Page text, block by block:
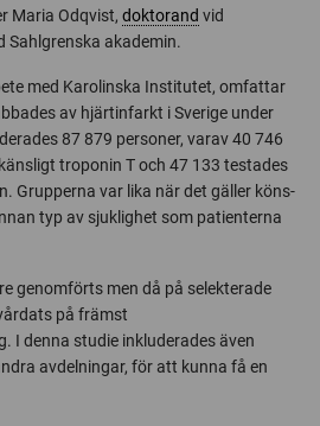
Maria Odqvist, doktorand vid
Sahlgrenska akademin.
med Karolinska Institutet, omfattar
av hjärtinfarkt i Sverige under
87 879 personer, varav 40 746
troponin T och 47 133 testades
Grupperna var lika när det gäller köns-
typ av sjuklighet som patienterna
genomförts men då på selekterade
på främst
I denna studie inkluderades även
avdelningar, för att kunna få en